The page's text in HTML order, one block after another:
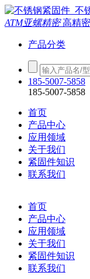
ATM亚螺精密高精
产品分类
185-5007-5858
185-5007-5858
首页
产品中心
应用领域
关于我们
紧固件知识
联系我们
首页
产品中心
应用领域
关于我们
紧固件知识
联系我们